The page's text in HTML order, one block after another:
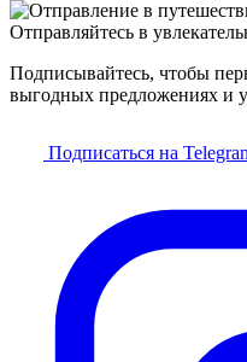
Отправляйтесь в
Подписывайтесь, чтобы
выгодных предложениях и
Подписаться на